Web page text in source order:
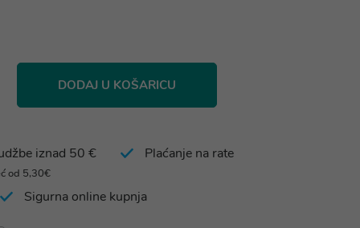
DODAJ U KOŠARICU
iznad 50 €
od 5,30€
Plaćanje na rate
Sigurna online kupnja